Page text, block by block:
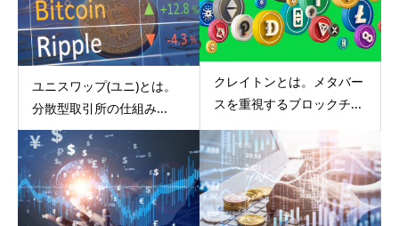
ユニスワップ(ユニ)とは。
分散型取引所の仕組み...
クレイトンとは。メタバー
スを重視するブロックチ...